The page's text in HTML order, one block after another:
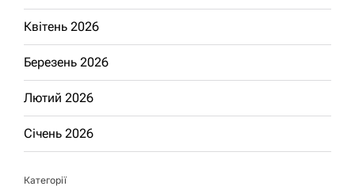
Квітень 2026
Березень 2026
Лютий 2026
Січень 2026
Категорії